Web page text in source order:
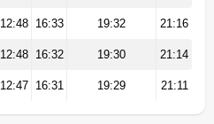
12:48 16:33 19:32 21:16
12:48 16:32 19:30 21:14
12:47 16:31 19:29 21:11